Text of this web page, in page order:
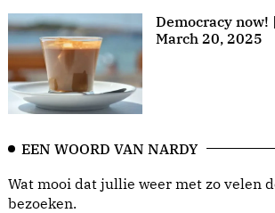
Democracy now!
March 20, 2025
EEN WOORD VAN NARDY
Wat mooi dat jullie weer met zo velen
bezoeken.